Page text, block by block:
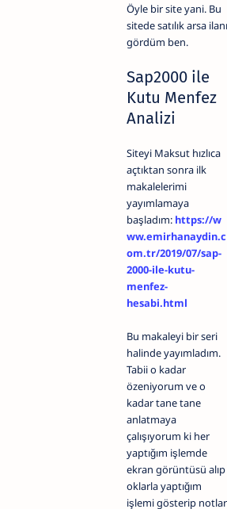
Öyle bir site yani. Bu
sitede satılık arsa ilanı
gördüm ben.
Sap2000 ile
Kutu Menfez
Analizi
Siteyi Maksut hızlıca
açtıktan sonra ilk
makalelerimi
yayımlamaya
başladım: https://w
ww.emirhanaydin.c
om.tr/2019/07/sap-
2000-ile-kutu-
menfez-
hesabi.html
Bu makaleyi bir seri
halinde yayımladım.
Tabii o kadar
özeniyorum ve o
kadar tane tane
anlatmaya
çalışıyorum ki her
yaptığım işlemde
ekran görüntüsü alıp
oklarla yaptığım
işlemi gösterip notlar